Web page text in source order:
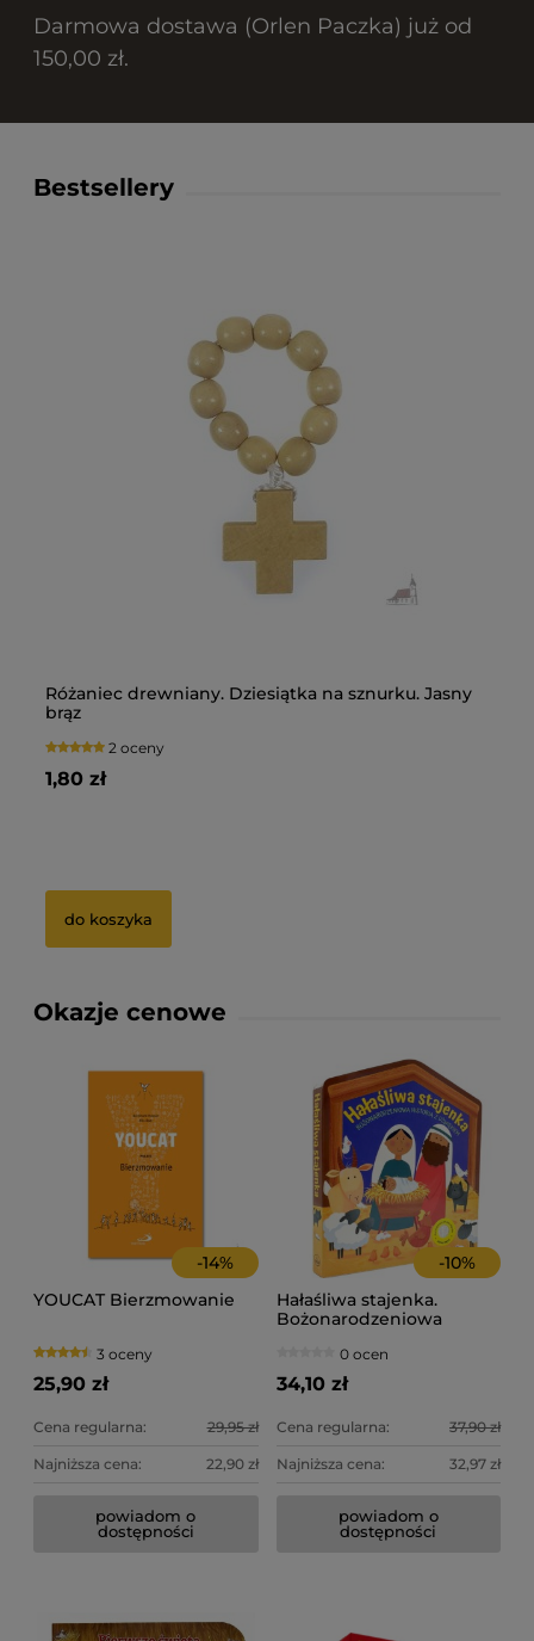
Darmowa dostawa (Orlen Paczka) już od
150,00 zł.
Bestsellery
Różaniec drewniany. Dziesiątka na sznurku. Jasny
brąz
2 oceny
1,80 zł
do koszyka
Okazje cenowe
-14%
YOUCAT Bierzmowanie
3 oceny
25,90 zł
Cena regularna: 29,95 zł
Najniższa cena: 22,90 zł
powiadom o
dostępności
-10%
Hałaśliwa stajenka.
Bożonarodzeniowa
0 ocen
34,10 zł
Cena regularna: 37,90 zł
Najniższa cena: 32,97 zł
powiadom o
dostępności